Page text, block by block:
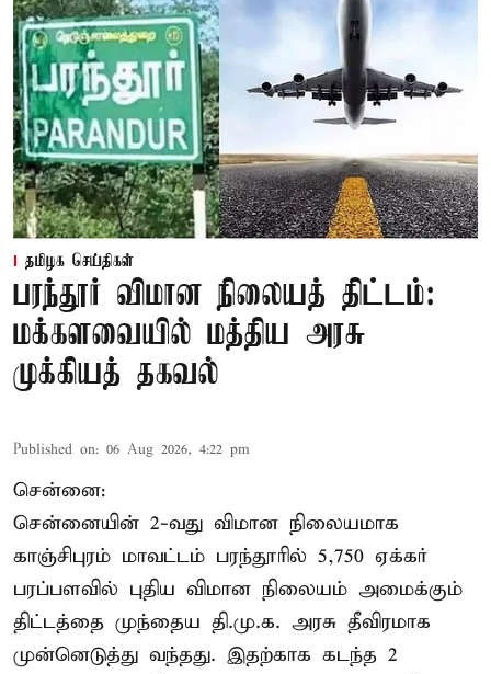
தமிழக செய்திகள்
பரந்தூர் விமான நிலையத் திட்டம்:
மக்களவையில் மத்திய அரசு
முக்கியத் தகவல்
Published on: 06 Aug 2026, 4:22 pm
சென்னை:
சென்னையின் 2-வது விமான நிலையமாக
காஞ்சிபுரம் மாவட்டம் பரந்தூரில் 5,750 ஏக்கர்
பரப்பளவில் புதிய விமான நிலையம் அமைக்கும்
திட்டத்தை முந்தைய தி.மு.க. அரசு தீவிரமாக
முன்னெடுத்து வந்தது. இதற்காக கடந்த 2